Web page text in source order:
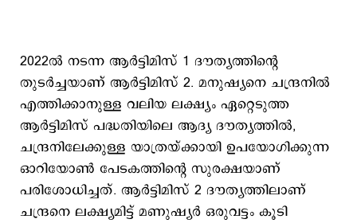
2022ൽ നടന്ന ആർട്ടിമിസ് 1 ദൗത്യത്തിന്റെ
തുടര്‍ച്ചയാണ് ആര്‍ട്ടിമിസ് 2. മനുഷ്യനെ ചന്ദ്രനില്‍
എത്തിക്കാനുള്ള വലിയ ലക്ഷ്യം ഏറ്റെടുത്ത
ആര്‍ട്ടിമിസ് പദ്ധതിയിലെ ആദ്യ ദൗത്യത്തില്‍,
ചന്ദ്രനിലേക്കുള്ള യാത്രയ്ക്കായി ഉപയോഗിക്കുന്ന
ഓറിയോണ്‍ പേടകത്തിന്റെ സുരക്ഷയാണ്
പരിശോധിച്ചത്. ആര്‍ട്ടിമിസ് 2 ദൗത്യത്തിലാണ്
ചന്ദ്രനെ ലക്ഷ്യമിട്ട് മണുഷ്യര്‍ ഒരുവട്ടം കൂടി